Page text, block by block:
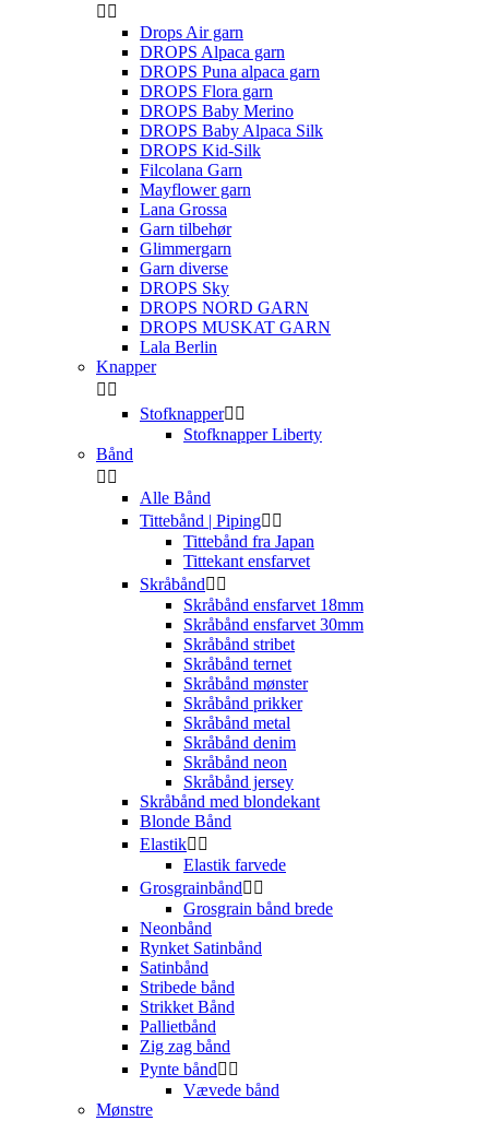
 
Drops Air garn
DROPS Alpaca garn
DROPS Puna alpaca garn
DROPS Flora garn
DROPS Baby Merino
DROPS Baby Alpaca Silk
DROPS Kid-Silk
Filcolana Garn
Mayflower garn
Lana Grossa
Garn tilbehør
Glimmergarn
Garn diverse
DROPS Sky
DROPS NORD GARN
DROPS MUSKAT GARN
Lala Berlin
Knapper
 
Stofknapper 
Stofknapper Liberty
Bånd
 
Alle Bånd
Tittebånd | Piping 
Tittebånd fra Japan
Tittekant ensfarvet
Skråbånd 
Skråbånd ensfarvet 18mm
Skråbånd ensfarvet 30mm
Skråbånd stribet
Skråbånd ternet
Skråbånd mønster
Skråbånd prikker
Skråbånd metal
Skråbånd denim
Skråbånd neon
Skråbånd jersey
Skråbånd med blondekant
Blonde Bånd
Elastik 
Elastik farvede
Grosgrainbånd 
Grosgrain bånd brede
Neonbånd
Rynket Satinbånd
Satinbånd
Stribede bånd
Strikket Bånd
Pallietbånd
Zig zag bånd
Pynte bånd 
Vævede bånd
Mønstre